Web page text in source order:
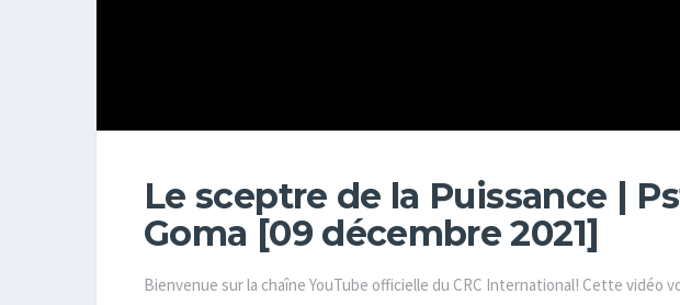
Le sceptre de la Puissance |
Goma [09 décembre 2021]
Bienvenue sur la chaîne YouTube officielle du CRC International! Cette vidéo